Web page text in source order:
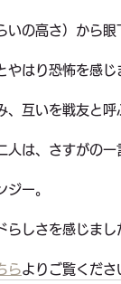
の高さ）から
はり恐怖を感じ
互いを戦友と呼
は、さすがの一
ー。
しさを感じまし
らよりご覧くださ